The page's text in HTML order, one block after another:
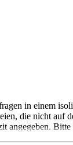
in einem
die nicht auf